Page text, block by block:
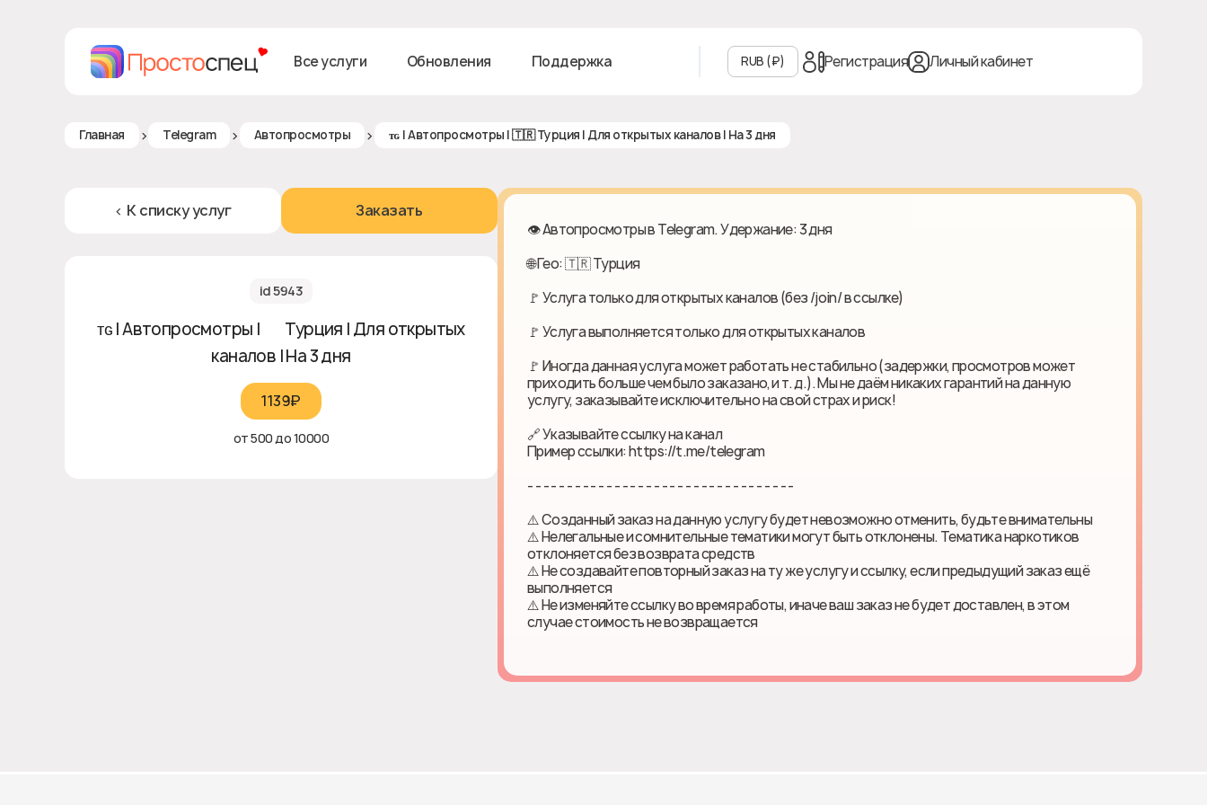
Все услуги Обновления Поддержка RUB (₽‎) Регистрация Личный кабинет
Главная > Telegram > Автопросмотры > ᴛɢ | Автопросмотры | 🇹🇷 Турция | Для открытых каналов | На 3 дня
< К списку услуг Заказать
id 5943
ᴛɢ | Автопросмотры | 🇹🇷 Турция | Для открытых
каналов | На 3 дня
1139₽‎
от 500 до 10000
👁️ Автопросмотры в Telegram. Удержание: 3 дня
🌐 Гео: 🇹🇷 Турция
🚩 Услуга только для открытых каналов (без /join/ в ссылке)
🚩 Услуга выполняется только для открытых каналов
🚩 Иногда данная услуга может работать не стабильно (задержки, просмотров может
приходить больше чем было заказано, и т. д.). Мы не даём никаких гарантий на данную
услугу, заказывайте исключительно на свой страх и риск!
🔗 Указывайте ссылку на канал
Пример ссылки: https://t.me/telegram
- - - - - - - - - - - - - - - - - - - - - - - - - - - - - - - - - -
⚠️ Созданный заказ на данную услугу будет невозможно отменить, будьте внимательны
⚠️ Нелегальные и сомнительные тематики могут быть отклонены. Тематика наркотиков
отклоняется без возврата средств
⚠️ Не создавайте повторный заказ на ту же услугу и ссылку, если предыдущий заказ ещё
выполняется
⚠️ Не изменяйте ссылку во время работы, иначе ваш заказ не будет доставлен, в этом
случае стоимость не возвращается